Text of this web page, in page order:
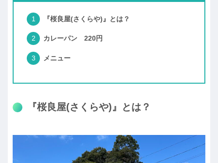
『桜良屋(さくらや)』とは？
カレーパン 220円
メニュー
『桜良屋(さくらや)』とは？